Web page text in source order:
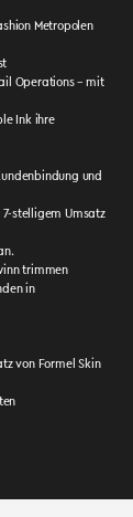
Metropolen
Operations – mit
Ink ihre
und
stelligem Umsatz
trimmen
in
von Formel Skin